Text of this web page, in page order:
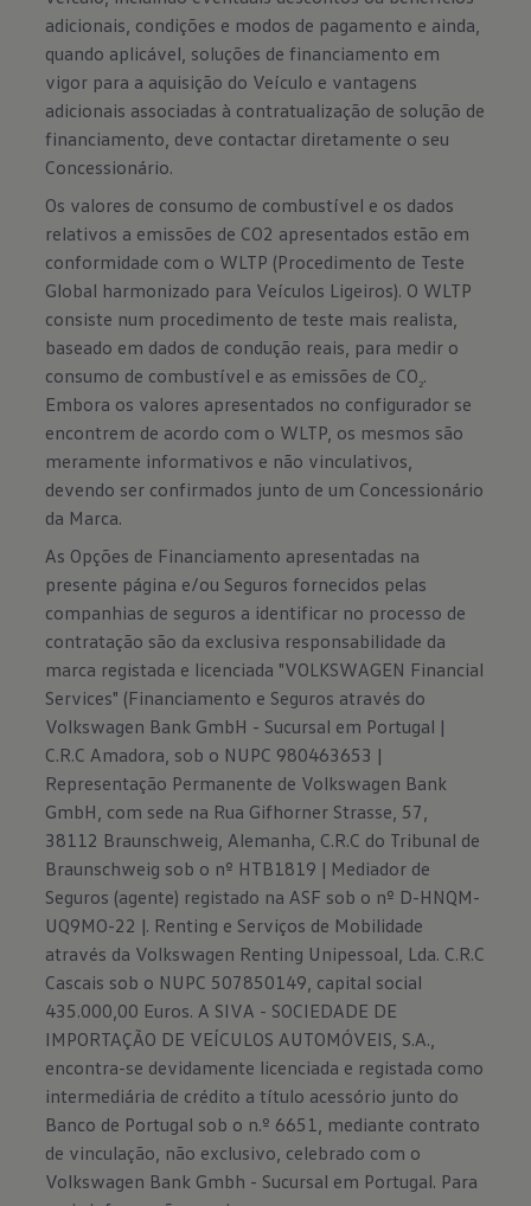
adicionais, condições e modos de pagamento e ainda,
quando aplicável, soluções de financiamento em
vigor para a aquisição do Veículo e vantagens
adicionais associadas à contratualização de solução de
financiamento, deve contactar diretamente o seu
Concessionário.
Os valores de consumo de combustível e os dados
relativos a emissões de CO2 apresentados estão em
conformidade com o WLTP (Procedimento de Teste
Global harmonizado para Veículos Ligeiros). O WLTP
consiste num procedimento de teste mais realista,
baseado em dados de condução reais, para medir o
consumo de combustível e as emissões de CO 2.
Embora os valores apresentados no configurador se
encontrem de acordo com o WLTP, os mesmos são
meramente informativos e não vinculativos,
devendo ser confirmados junto de um Concessionário
da Marca.
As Opções de Financiamento apresentadas na
presente página e/ou Seguros fornecidos pelas
companhias de seguros a identificar no processo de
contratação são da exclusiva responsabilidade da
marca registada e licenciada "VOLKSWAGEN Financial
Services" (Financiamento e Seguros através do
Volkswagen Bank GmbH - Sucursal em Portugal |
C.R.C Amadora, sob o NUPC 980463653 |
Representação Permanente de Volkswagen Bank
GmbH, com sede na Rua Gifhorner Strasse, 57,
38112 Braunschweig, Alemanha, C.R.C do Tribunal de
Braunschweig sob o nº HTB1819 | Mediador de
Seguros (agente) registado na ASF sob o nº D-HNQM-
UQ9MO-22 |. Renting e Serviços de Mobilidade
através da Volkswagen Renting Unipessoal, Lda. C.R.C
Cascais sob o NUPC 507850149, capital social
435.000,00 Euros. A SIVA - SOCIEDADE DE
IMPORTAÇÃO DE VEÍCULOS AUTOMÓVEIS, S.A.,
encontra-se devidamente licenciada e registada como
intermediária de crédito a título acessório junto do
Banco de Portugal sob o n.º 6651, mediante contrato
de vinculação, não exclusivo, celebrado com o
Volkswagen Bank Gmbh - Sucursal em Portugal. Para